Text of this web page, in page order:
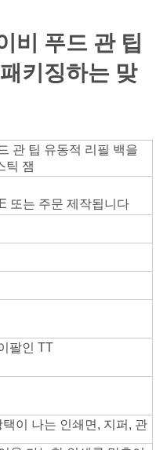
비 푸드 관 팁
키징하는 맞
관 팁 유동적 리필 백을
틱 잼
또는 주문 제작됩니다
팔인 TT
이 나는 인쇄면, 지퍼, 관